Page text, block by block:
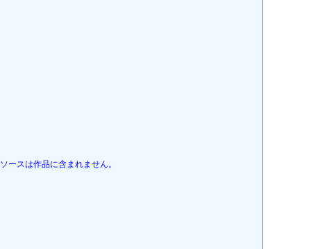
スは作品に含まれません。